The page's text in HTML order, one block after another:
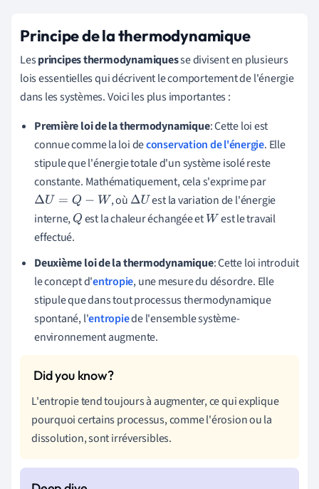
Principe de la thermodynamique
Lesprincipes thermodynamiquesse divisent en plusieurs
lois essentielles qui décrivent le comportement de l'énergie
dans les systèmes. Voici les plus importantes :
Première loi de la thermodynamique: Cette loi est
connue comme la loi deconservation de l'énergie. Elle
stipule que l'énergie totale d'un système isolé reste
constante. Mathématiquement, cela s'exprime par
ΔU= Q−W , où ΔU est la variation de l'énergie
interne,Q est la chaleur échangée et W est le travail
effectué.
Deuxième loi de la thermodynamique: Cette loi introduit
le concept d'entropie, une mesure du désordre. Elle
stipule que dans tout processus thermodynamique
spontané, l'entropiede l'ensemble système-
environnement augmente.
L'entropie tend toujours à augmenter, ce qui explique
pourquoi certains processus, comme l'érosion ou la
dissolution, sont irréversibles.